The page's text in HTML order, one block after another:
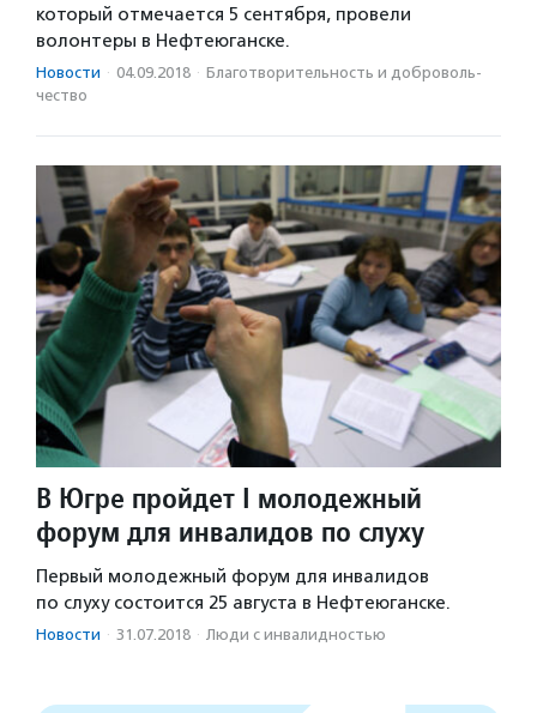
который отмечается 5 сентября, провели
волонтеры в Нефтеюганске.
Новости · 04.09.2018 · Благотвори­тель­ность и доброволь­
чест­во
В Югре пройдет I молодежный
форум для инвалидов по слуху
Первый молодежный форум для инвалидов
по слуху состоится 25 августа в Нефтеюганске.
Новости · 31.07.2018 · Люди с инвалидностью